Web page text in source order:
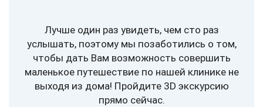
Лучше один раз увидеть, чем сто раз
услышать, поэтому мы позаботились о том,
чтобы дать Вам возможность совершить
маленькое путешествие по нашей клинике не
выходя из дома! Пройдите 3D экскурсию
прямо сейчас.